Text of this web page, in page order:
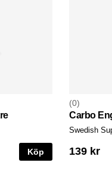
Köp
0
Carbo
Swedish
139 kr